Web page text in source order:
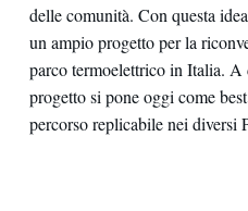
delle comunità. Con questa
un ampio progetto per la
parco termoelettrico in Italia.
progetto si pone oggi come
percorso replicabile nei diversi